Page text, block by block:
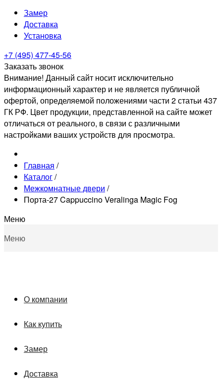
Замер
Доставка
Установка
+7 (495) 477-45-56
Заказать звонок
Внимание! Данный сайт носит исключительно
информационный характер и не является публичной
офертой, определяемой положениями части 2 статьи 437
ГК РФ. Цвет продукции, представленной на сайте может
отличаться от реального, в связи с различными
настройками ваших устройств для просмотра.
Главная /
Каталог/
Межкомнатные двери /
Порта-27 Cappuccino Veralinga Magic Fog
Меню
Меню
О компании
Как купить
Замер
Доставка